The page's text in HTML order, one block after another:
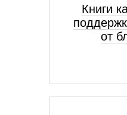
Книги
от